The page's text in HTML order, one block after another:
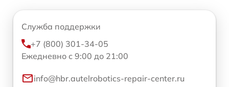
Служба поддержки
+7 (800) 301-34-05
Ежедневно с 9:00 до 21:00
info@hbr.autelrobotics-repair-center.ru